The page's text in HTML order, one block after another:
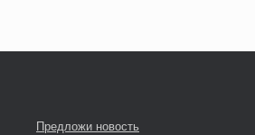
Предложи новость